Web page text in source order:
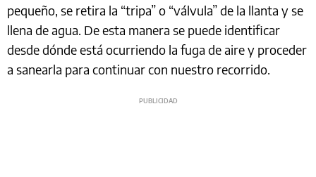
pequeño, se retira la “tripa” o “válvula” de la llanta y se
llena de agua. De esta manera se puede identificar
desde dónde está ocurriendo la fuga de aire y proceder
a sanearla para continuar con nuestro recorrido.